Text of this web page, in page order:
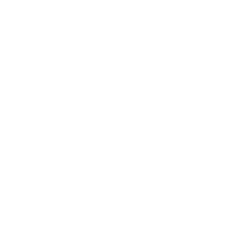
burger), bary (plážový bar, bary u
uvedené vybavení):